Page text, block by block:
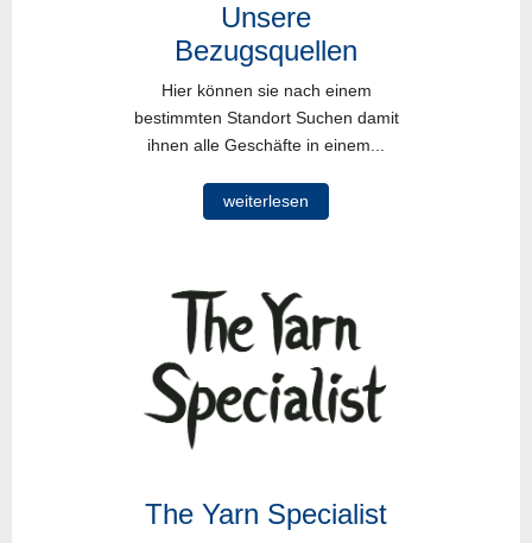
Unsere
Bezugsquellen
Hier können sie nach einem
bestimmten Standort Suchen damit
ihnen alle Geschäfte in einem...
weiterlesen
The Yarn Specialist